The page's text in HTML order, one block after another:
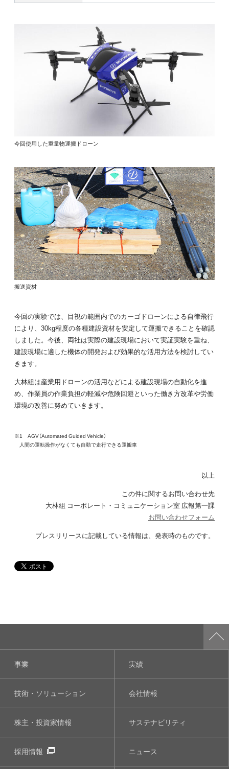
今回使用した重量物運搬ドローン
搬送資材
今回の実験では、目視の範囲内でのカーゴドローンによる自律飛行
により、30kg程度の各種建設資材を安定して運搬できることを確認
しました。今後、両社は実際の建設現場において実証実験を重ね、
建設現場に適した機体の開発および効果的な活用方法を検討してい
きます。
大林組は産業用ドローンの活用などによる建設現場の自動化を進
め、作業員の作業負担の軽減や危険回避といった働き方改革や労働
環境の改善に努めていきます。
※1 AGV（Automated Guided Vehicle）
人間の運転操作がなくても自動で走行できる運搬車
以上
この件に関するお問い合わせ先
大林組 コーポレート・コミュニケーション室 広報第一課
お問い合わせフォーム
プレスリリースに記載している情報は、発表時のものです。
事業 実績
技術・ソリューション 会社情報
株主・投資家情報 サステナビリティ
採用情報 ニュース